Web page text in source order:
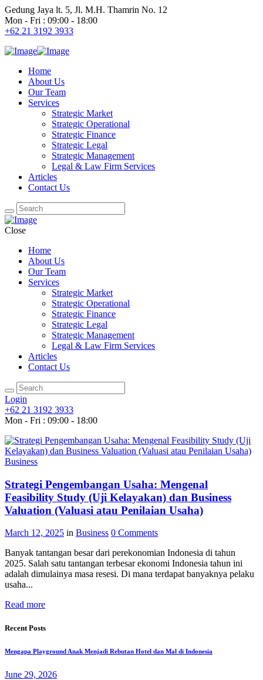
Gedung Jaya lt. 5, Jl. M.H. Thamrin No. 12
Mon - Fri : 09:00 - 18:00
+62 21 3192 3933
Home
About Us
Our Team
Services
Strategic Market
Strategic Operational
Strategic Finance
Strategic Legal
Strategic Management
Legal & Law Firm Services
Articles
Contact Us
Close
Home
About Us
Our Team
Services
Strategic Market
Strategic Operational
Strategic Finance
Strategic Legal
Strategic Management
Legal & Law Firm Services
Articles
Contact Us
Login
+62 21 3192 3933
Mon - Fri : 09:00 - 18:00
Business
Strategi Pengembangan Usaha: Mengenal
Feasibility Study (Uji Kelayakan) dan Business
Valuation (Valuasi atau Penilaian Usaha)
March 12, 2025 in Business 0 Comments
Banyak tantangan besar dari perekonomian Indonesia di tahun
2025. Salah satu tantangan terbesar ekonomi Indonesia tahun ini
adalah dimulainya masa resesi. Di mana terdapat banyaknya pelaku
usaha...
Read more
Recent Posts
Mengapa Playground Anak Menjadi Rebutan Hotel dan Mal di Indonesia
June 29, 2026